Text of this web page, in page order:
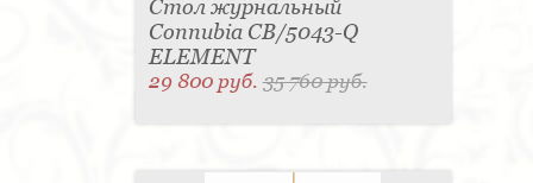
Стол журнальный
Connubia CB/5043-Q
ELEMENT
29 800 руб.35 760 руб.